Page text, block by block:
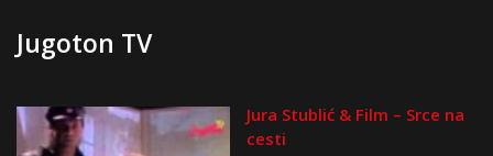
Jugoton TV
Jura Stublić & Film – Srce na
cesti